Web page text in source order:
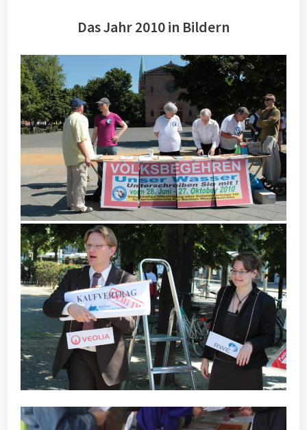
Das Jahr 2010 in Bildern